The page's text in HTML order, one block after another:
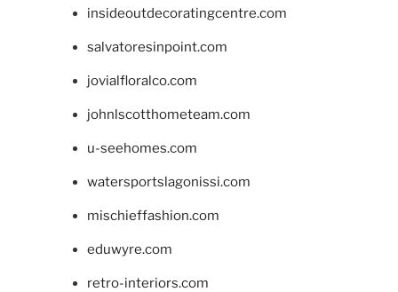
insideoutdecoratingcentre.com
salvatoresinpoint.com
jovialfloralco.com
johnlscotthometeam.com
u-seehomes.com
watersportslagonissi.com
mischieffashion.com
eduwyre.com
retro-interiors.com